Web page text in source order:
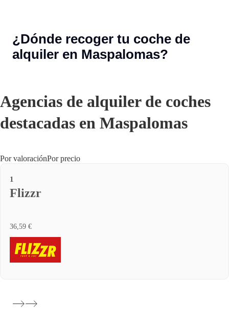
¿Dónde recoger tu coche de
alquiler en Maspalomas?
Agencias de alquiler de coches
destacadas en Maspalomas
Por valoraciónPor precio
1
Flizzr
36,59 €